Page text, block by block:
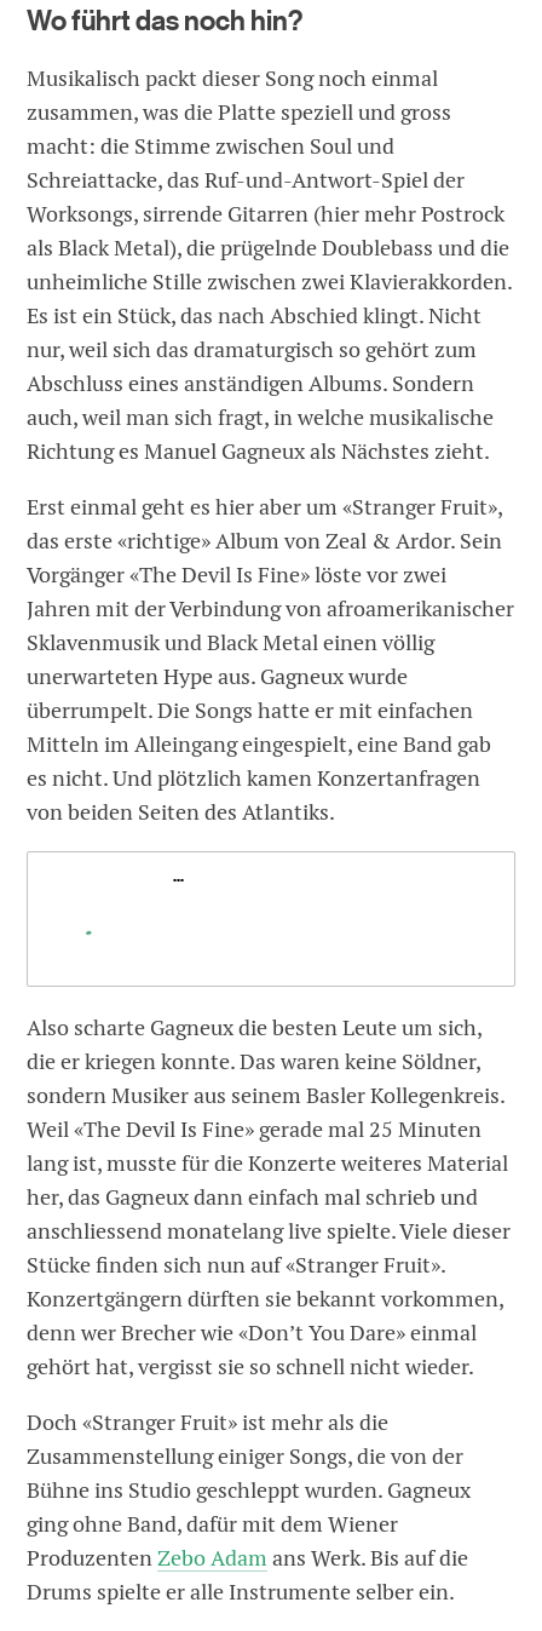
Wo führt das noch hin?
Musikalisch packt dieser Song noch einmal
zusammen, was die Platte speziell und gross
macht: die Stimme zwischen Soul und
Schreiattacke, das Ruf-und-Antwort-Spiel der
Worksongs, sirrende Gitarren (hier mehr Postrock
als Black Metal), die prügelnde Doublebass und die
unheimliche Stille zwischen zwei Klavierakkorden.
Es ist ein Stück, das nach Abschied klingt. Nicht
nur, weil sich das dramaturgisch so gehört zum
Abschluss eines anständigen Albums. Sondern
auch, weil man sich fragt, in welche musikalische
Richtung es Manuel Gagneux als Nächstes zieht.
Erst einmal geht es hier aber um «Stranger Fruit»,
das erste «richtige» Album von Zeal & Ardor. Sein
Vorgänger «The Devil Is Fine» löste vor zwei
Jahren mit der Verbindung von afroamerikanischer
Sklavenmusik und Black Metal einen völlig
unerwarteten Hype aus. Gagneux wurde
überrumpelt. Die Songs hatte er mit einfachen
Mitteln im Alleingang eingespielt, eine Band gab
es nicht. Und plötzlich kamen Konzertanfragen
von beiden Seiten des Atlantiks.
.
Also scharte Gagneux die besten Leute um sich,
die er kriegen konnte. Das waren keine Söldner,
sondern Musiker aus seinem Basler Kollegenkreis.
Weil «The Devil Is Fine» gerade mal 25 Minuten
lang ist, musste für die Konzerte weiteres Material
her, das Gagneux dann einfach mal schrieb und
anschliessend monatelang live spielte. Viele dieser
Stücke finden sich nun auf «Stranger Fruit».
Konzertgängern dürften sie bekannt vorkommen,
denn wer Brecher wie «Don’t You Dare» einmal
gehört hat, vergisst sie so schnell nicht wieder.
Doch «Stranger Fruit» ist mehr als die
Zusammenstellung einiger Songs, die von der
Bühne ins Studio geschleppt wurden. Gagneux
ging ohne Band, dafür mit dem Wiener
ProduzentenZebo Adam ans Werk. Bis auf die
Drums spielte er alle Instrumente selber ein.